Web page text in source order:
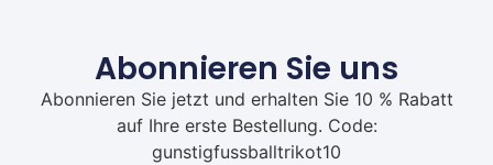
Abonnieren Sie uns
Abonnieren Sie jetzt und erhalten Sie 10 % Rabatt
auf Ihre erste Bestellung. Code:
gunstigfussballtrikot10